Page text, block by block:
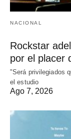
NACIONAL
Rockstar
por el placer
"Será privilegiados
el estudio
Ago 7, 2026